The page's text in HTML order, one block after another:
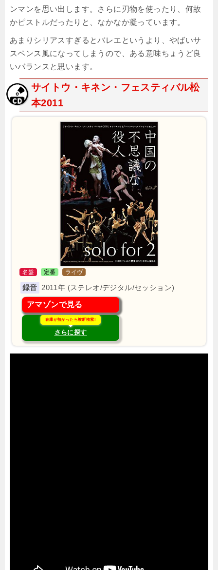
ンマンを思い出します。さらに刃物を使ったり、何故
かピストルだったりと、なかなか凝っています。
あまりシリアスすぎるとバレエというより、やばいサ
スペンス風になってしまうので、ある意味ちょうど良
いバランスと思います。
サイトウ・キネン・フェスティバル松
本2011
名盤 定番 ライヴ
2011年 (ステレオ/デジタル/セッション)
アマゾンで見る
在庫が無かったら横断検索!
さらに探す